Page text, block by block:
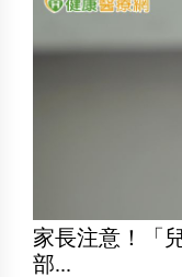
家長注意！「
部...